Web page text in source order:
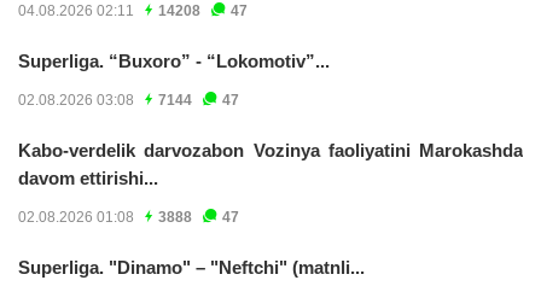
04.08.2026 02:11 14208 47
Superliga. “Buxoro” - “Lokomotiv”...
02.08.2026 03:08 7144 47
Kabo-verdelik darvozabon Vozinya faoliyatini Marokashda
davom ettirishi...
02.08.2026 01:08 3888 47
Superliga. "Dinamo" – "Neftchi" (matnli...